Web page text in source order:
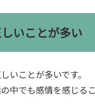
いことが多い
いことが多いです。
中でも感情を感じる